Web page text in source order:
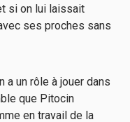
si on lui laissait
ses proches sans
a un rôle à jouer dans
que Pitocin
en travail de la